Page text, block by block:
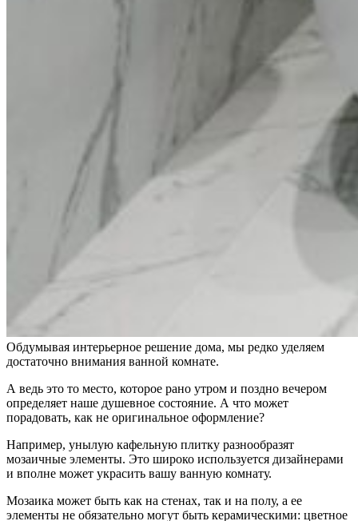
Обдумывая интерьерное решение дома, мы редко уделяем
достаточно внимания ванной комнате.
А ведь это то место, которое рано утром и поздно вечером
определяет наше душевное состояние. А что может
порадовать, как не оригинальное оформление?
Например, унылую кафельную плитку разнообразят
мозаичные элементы. Это широко используется дизайнерами
и вполне может украсить вашу ванную комнату.
Мозаика может быть как на стенах, так и на полу, а ее
элементы не обязательно могут быть керамическими: цветное